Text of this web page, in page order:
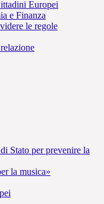
Europei
e Finanza
le regole
Stato per prevenire la
la musica»